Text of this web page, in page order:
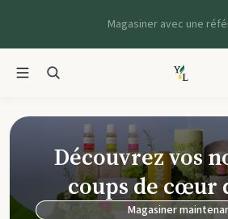
Magasiner avec une
Young
Découvrez vos
coups de cœur
Magasiner